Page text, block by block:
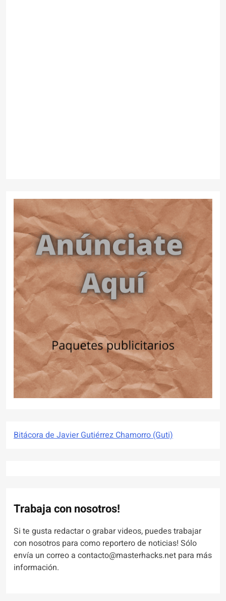
Bitácora de Javier Gutiérrez Chamorro (Guti)
Trabaja con nosotros!
Si te gusta redactar o grabar videos, puedes trabajar
con nosotros para como reportero de noticias! Sólo
envía un correo a contacto@masterhacks.net para más
información.